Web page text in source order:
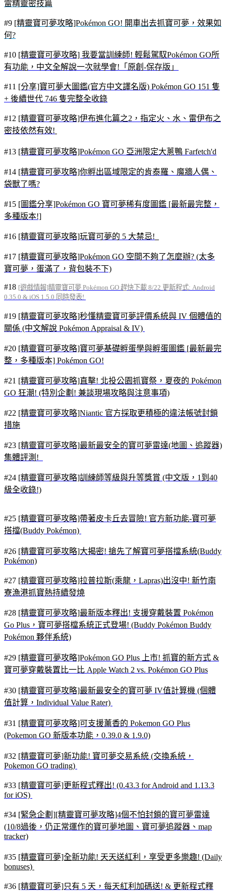
雷精靈密技篇
#9 [精靈寶可夢攻略]Pokémon GO! 開車出去抓寶可夢，效果如
何?
#10 [精靈寶可夢攻略] 我要當訓練師! 輕鬆駕馭Pokémon GO所
有功能，中文全解說一次就學會!「原創-保存版」
#11 [分享]寶可夢大圖鑑(官方中文譯名版) Pokémon GO 151 隻
+ 後續世代 746 隻完整全收錄
#12 [精靈寶可夢攻略]伊布進化篇之2，指定火、水、雷伊布之
密技依然有效!
#13 [精靈寶可夢攻略]Pokémon GO 亞洲限定大蔥鴨 Farfetch'd
#14 [精靈寶可夢攻略]你孵出區域限定的肯泰羅、魔牆人偶、
袋獸了嗎?
#15 [圖鑑分享]Pokémon GO 寶可夢稀有度圖鑑 [最新最完整，
多種版本!]
#16 [精靈寶可夢攻略]玩寶可夢的 5 大禁忌!
#17 [精靈寶可夢攻略]Pokémon GO 空間不夠了怎麼辦? (太多
寶可夢，蛋滿了，背包裝不下)
#18 [遊戲情報]精靈寶可夢 Pokémon GO 趕快下載 8/22 更新程式: Android
0.35.0 & iOS 1.5.0 同時發表!
#19 [精靈寶可夢攻略]秒懂精靈寶可夢評價系統與 IV 個體值的
關係 (中文解說 Pokémon Appraisal & IV)
#20 [精靈寶可夢攻略]寶可夢基礎孵蛋學與孵蛋圖鑑 [最新最完
整，多種版本] Pokémon GO!
#21 [精靈寶可夢攻略]直擊! 北投公園抓寶祭，夏夜的 Pokémon
GO 狂潮! (特別企劃! 兼談現場攻略與注意事項)
#22 [精靈寶可夢攻略]Niantic 官方採取更積極的違法帳號封鎖
措施
#23 [精靈寶可夢攻略]最新最安全的寶可夢雷達(地圖、追蹤器)
集體評測!
#24 [精靈寶可夢攻略]訓練師等級與升等獎賞 (中文版，1到40
級全收錄!)
#25 [精靈寶可夢攻略]帶著皮卡丘去冒險! 官方新功能-寶可夢
搭擋(Buddy Pokémon)
#26 [精靈寶可夢攻略]大揭密! 搶先了解寶可夢搭擋系統(Buddy
Pokémon)
#27 [精靈寶可夢攻略]拉普拉斯(乘龍，Lapras)出沒中! 新竹南
寮漁港抓寶熱持續發燒
#28 [精靈寶可夢攻略]最新版本釋出! 支援穿戴裝置 Pokémon
Go Plus，寶可夢搭檔系統正式登場! (Buddy Pokémon Buddy
Pokémon 夥伴系統)
#29 [精靈寶可夢攻略]Pokémon GO Plus 上市! 抓寶的新方式 &
寶可夢穿戴裝置比一比 Apple Watch 2 vs. Pokémon GO Plus
#30 [精靈寶可夢攻略]最新最安全的寶可夢 IV值計算機 (個體
值計算，Individual Value Rater)
#31 [精靈寶可夢攻略]可支援薰香的 Pokemon GO Plus
(Pokemon GO 新版本功能，0.39.0 & 1.9.0)
#32 [精靈寶可夢]新功能! 寶可夢交易系統 (交換系統，
Pokemon GO trading)
#33 [精靈寶可夢]更新程式釋出! (0.43.3 for Android and 1.13.3
for iOS)
#34 [緊急企劃][精靈寶可夢攻略]4個不怕封鎖的寶可夢雷達
(10/8過後，仍正常運作的寶可夢地圖、寶可夢追蹤器、map
tracker)
#35 [精靈寶可夢]全新功能! 天天送紅利，享受更多樂趣! (Daily
bonuses)
#36 [精靈寶可夢]只有 5 天，每天紅利加碼送! & 更新程式釋